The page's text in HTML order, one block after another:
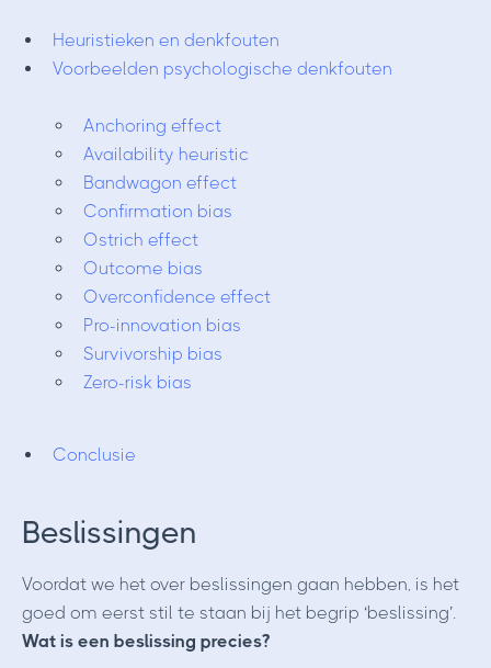
Heuristieken en denkfouten
Voorbeelden psychologische denkfouten
Anchoring effect
Availability heuristic
Bandwagon effect
Confirmation bias
Ostrich effect
Outcome bias
Overconfidence effect
Pro-innovation bias
Survivorship bias
Zero-risk bias
Conclusie
Beslissingen
Voordat we het over beslissingen gaan hebben, is het
goed om eerst stil te staan bij het begrip ‘beslissing’.
Wat is een beslissing precies?